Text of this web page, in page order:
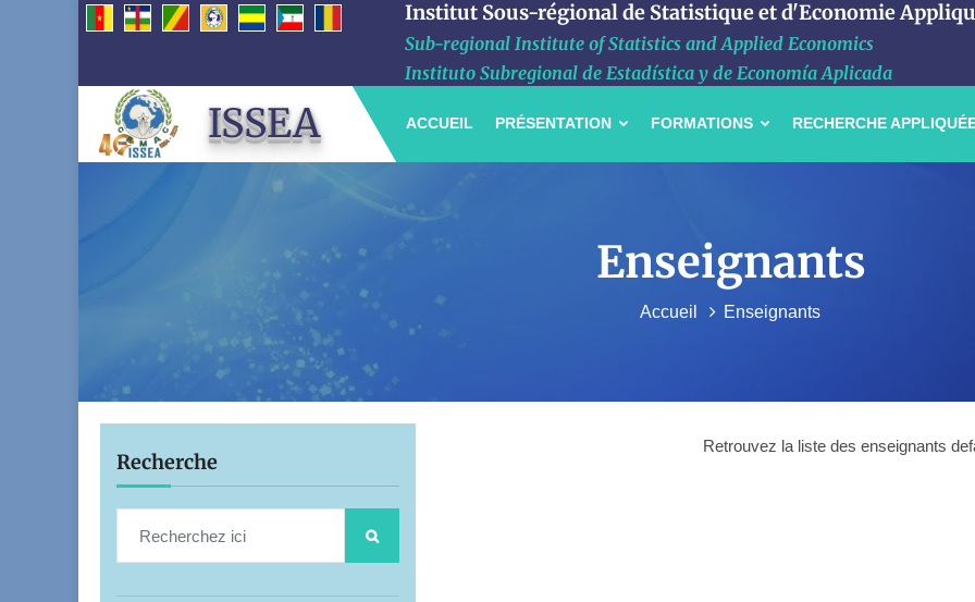
Institut Sous-régional de Statistique et d'Economie
Sub-regional Institute of Statistics and Applied Economics
Instituto Subregional de Estadística y de Economía Aplicada
ISSEA ACCUEIL PRÉSENTATION FORMATIONS RECHERCHE
Enseignants
Accueil Enseignants
Recherche
Retrouvez la liste des enseignants